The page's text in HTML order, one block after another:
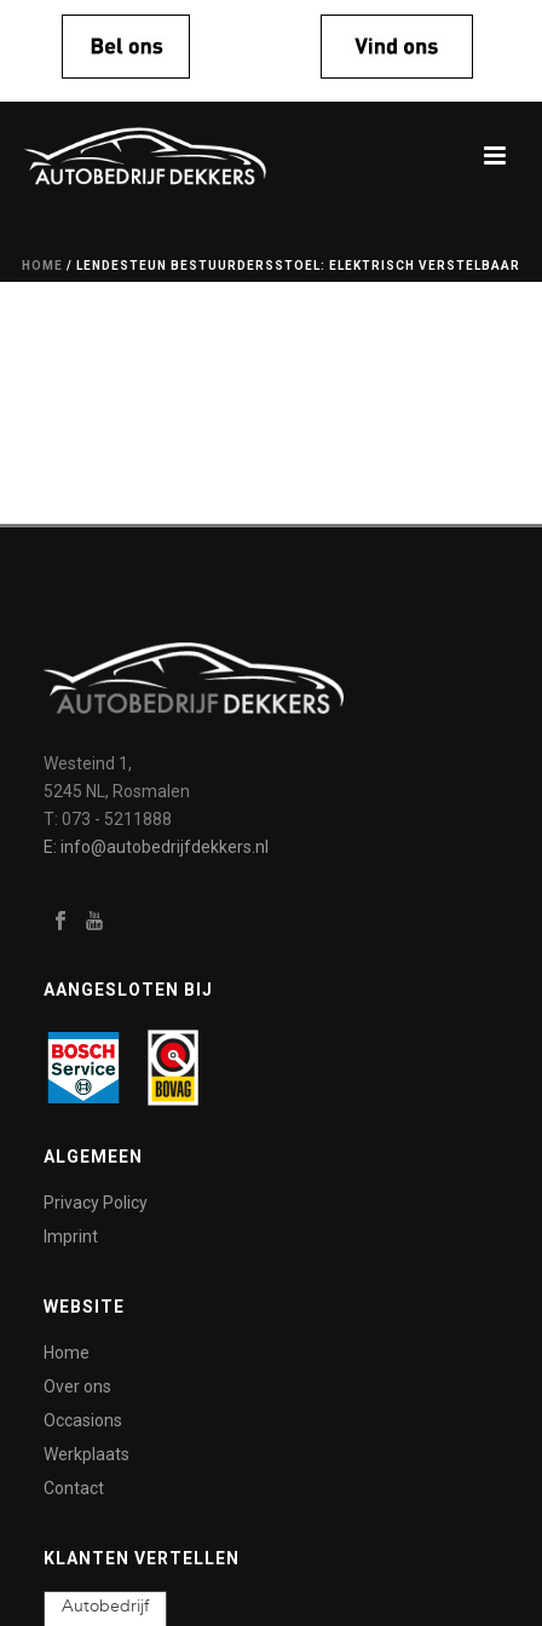
HOME / LENDESTEUN BESTUURDERSSTOEL: ELEKTRISCH VERSTELBAAR
Westeind 1,
5245 NL, Rosmalen
T: 073 - 5211888
E: info@autobedrijfdekkers.nl
AANGESLOTEN BIJ
ALGEMEEN
Privacy Policy
Imprint
WEBSITE
Home
Over ons
Occasions
Werkplaats
Contact
KLANTEN VERTELLEN
Autobedrijf